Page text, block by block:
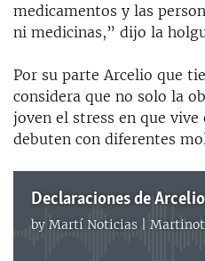
medicamentos y las
ni medicinas,” dijo la
Por su parte Arcelio que
considera que no solo la
joven el stress en que
debuten con diferentes
Declaraciones de
byMartí Noticias |